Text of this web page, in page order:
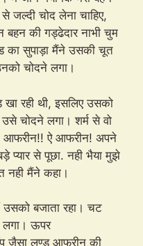
जल्दी चोद लेना चाहिए,
बहन की गड्ढेदार नाभी चुम
का सुपाड़ा मैंने उसकी चूत
चोदने लगा।
खा रही थी, इसलिए उसको
चोदने लगा। शर्म से वो
आफरीन!! ऐ आफरीन! अपने
प्यार से पूछा. नही भैया मुझे
नही मैंने कहा।
बजाता रहा। चट
ऊपर
जैसा लण्ड आफरीन की